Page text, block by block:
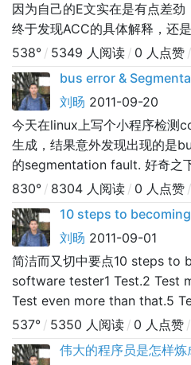
因为自己的E文实在是有点差
终于发现ACC的具体解释，还
一下，是不是真的可以取代
Analytics allows you to
model for your project. Th
538° / 5349 人阅读 / 0 人点赞 /
bus error &
刘旸 2011-09-20
今天在linux上写个小程序检测
生成，结果意外发现出现的是
的segmentation fault. 好奇之
来bus error通常是由于对未对
是维基百科的原文和例子：
usually signaled with the
830° / 8304 人阅读 / 0 人点赞 /
10 steps to
刘旸 2011-09-01
简洁而又切中要点10 steps to
software tester1 Test.2 Test
Test even more than that.5
to.6 Test when you do.7 Test
proje
537° / 5350 人阅读 / 0 人点赞 /
伟大的程序员是怎样炼